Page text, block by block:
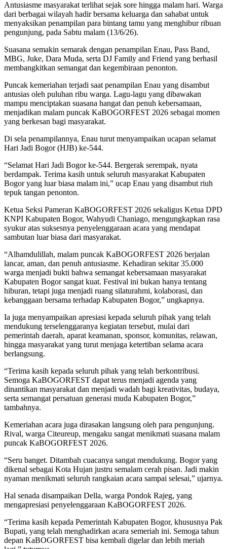
Antusiasme masyarakat terlihat sejak sore hingga malam hari. Warga
dari berbagai wilayah hadir bersama keluarga dan sahabat untuk
menyaksikan penampilan para bintang tamu yang menghibur ribuan
pengunjung, pada Sabtu malam (13/6/26).
Suasana semakin semarak dengan penampilan Enau, Pass Band,
MBG, Juke, Dara Muda, serta DJ Family and Friend yang berhasil
membangkitkan semangat dan kegembiraan penonton.
Puncak kemeriahan terjadi saat penampilan Enau yang disambut
antusias oleh puluhan ribu warga. Lagu-lagu yang dibawakan
mampu menciptakan suasana hangat dan penuh kebersamaan,
menjadikan malam puncak KaBOGORFEST 2026 sebagai momen
yang berkesan bagi masyarakat.
Di sela penampilannya, Enau turut menyampaikan ucapan selamat
Hari Jadi Bogor (HJB) ke-544.
“Selamat Hari Jadi Bogor ke-544. Bergerak serempak, nyata
berdampak. Terima kasih untuk seluruh masyarakat Kabupaten
Bogor yang luar biasa malam ini,” ucap Enau yang disambut riuh
tepuk tangan penonton.
Ketua Seksi Pameran KaBOGORFEST 2026 sekaligus Ketua DPD
KNPI Kabupaten Bogor, Wahyudi Chaniago, mengungkapkan rasa
syukur atas suksesnya penyelenggaraan acara yang mendapat
sambutan luar biasa dari masyarakat.
“Alhamdulillah, malam puncak KaBOGORFEST 2026 berjalan
lancar, aman, dan penuh antusiasme. Kehadiran sekitar 35.000
warga menjadi bukti bahwa semangat kebersamaan masyarakat
Kabupaten Bogor sangat kuat. Festival ini bukan hanya tentang
hiburan, tetapi juga menjadi ruang silaturahmi, kolaborasi, dan
kebanggaan bersama terhadap Kabupaten Bogor,” ungkapnya.
Ia juga menyampaikan apresiasi kepada seluruh pihak yang telah
mendukung terselenggaranya kegiatan tersebut, mulai dari
pemerintah daerah, aparat keamanan, sponsor, komunitas, relawan,
hingga masyarakat yang turut menjaga ketertiban selama acara
berlangsung.
“Terima kasih kepada seluruh pihak yang telah berkontribusi.
Semoga KaBOGORFEST dapat terus menjadi agenda yang
dinantikan masyarakat dan menjadi wadah bagi kreativitas, budaya,
serta semangat persatuan generasi muda Kabupaten Bogor,”
tambahnya.
Kemeriahan acara juga dirasakan langsung oleh para pengunjung.
Rival, warga Citeureup, mengaku sangat menikmati suasana malam
puncak KaBOGORFEST 2026.
“Seru banget. Ditambah cuacanya sangat mendukung. Bogor yang
dikenal sebagai Kota Hujan justru semalam cerah pisan. Jadi makin
nyaman menikmati seluruh rangkaian acara sampai selesai,” ujarnya.
Hal senada disampaikan Della, warga Pondok Rajeg, yang
mengapresiasi penyelenggaraan KaBOGORFEST 2026.
“Terima kasih kepada Pemerintah Kabupaten Bogor, khususnya Pak
Bupati, yang telah menghadirkan acara semeriah ini. Semoga tahun
depan KaBOGORFEST bisa kembali digelar dan lebih meriah